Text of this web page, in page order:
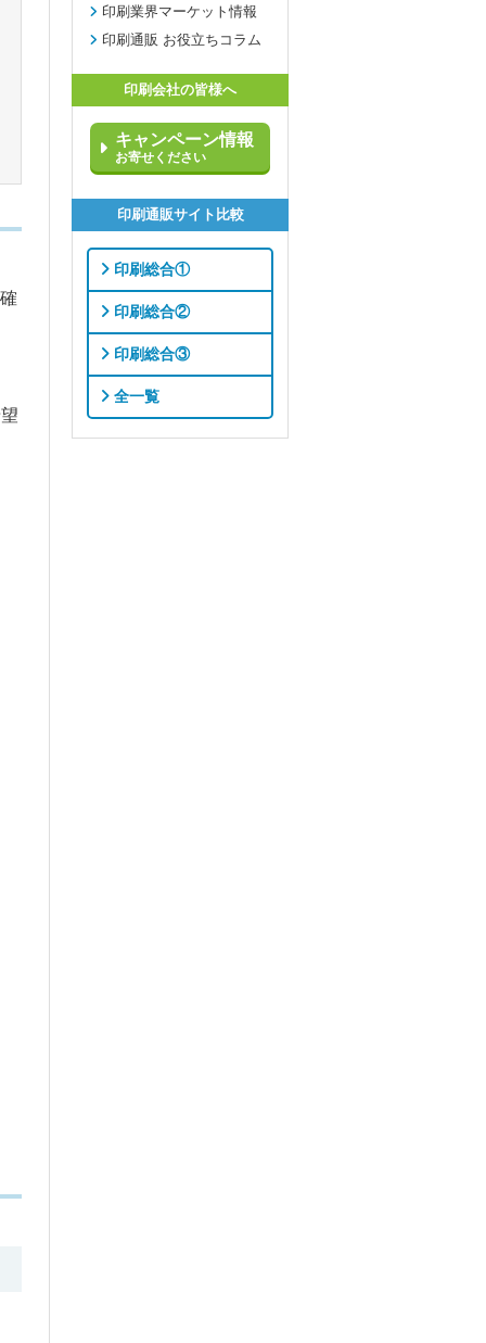
印刷業界マーケット情報
印刷通販 お役立ちコラム
印刷会社の皆様へ
キャンペーン情報
お寄せください
印刷通販サイト比較
印刷総合①
印刷総合②
印刷総合③
全一覧